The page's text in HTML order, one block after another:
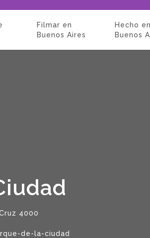
Filmar en
Buenos Aires
Hecho en
Buenos
4000
de-la-ciudad